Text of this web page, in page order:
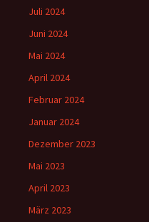
Juli 2024
Juni 2024
Mai 2024
April 2024
Februar 2024
Januar 2024
Dezember 2023
Mai 2023
April 2023
März 2023